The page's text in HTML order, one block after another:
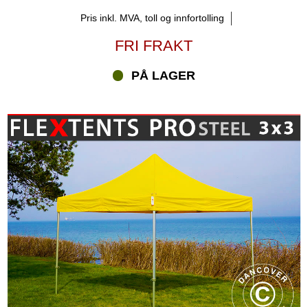
Pris inkl. MVA, toll og innfortolling
FRI FRAKT
PÅ LAGER